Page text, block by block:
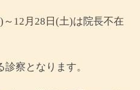
12月28日(土)は院長不在
察となります。